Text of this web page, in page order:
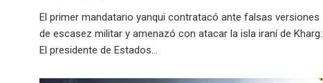
El primer mandatario yanqui contratacó ante falsas versiones
de escasez militar y amenazó con atacar la isla iraní de Kharg:
El presidente de Estados...